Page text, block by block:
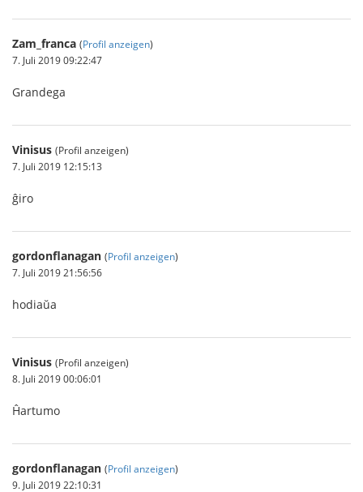
Zam_franca (Profil anzeigen)
7. Juli 2019 09:22:47
Grandega
Vinisus (Profil anzeigen)
7. Juli 2019 12:15:13
ĝiro
gordonflanagan (Profil anzeigen)
7. Juli 2019 21:56:56
hodiaŭa
Vinisus (Profil anzeigen)
8. Juli 2019 00:06:01
Ĥartumo
gordonflanagan (Profil anzeigen)
9. Juli 2019 22:10:31